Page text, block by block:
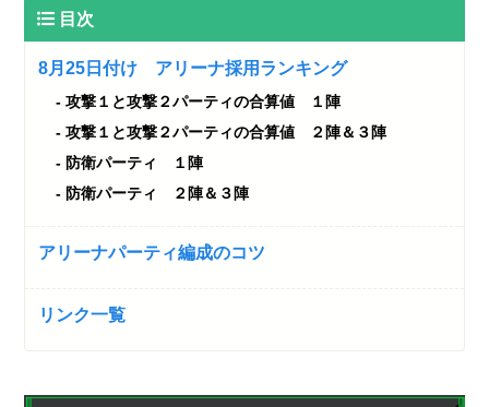
目次
8月25日付け アリーナ採用ランキング
攻撃１と攻撃２パーティの合算値 １陣
攻撃１と攻撃２パーティの合算値 ２陣＆３陣
防衛パーティ １陣
防衛パーティ ２陣＆３陣
アリーナパーティ編成のコツ
リンク一覧